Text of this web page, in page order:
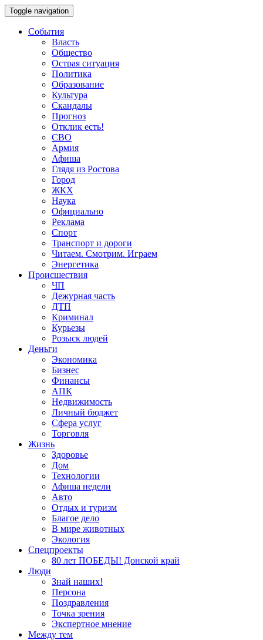
Toggle navigation
События
Власть
Общество
Острая ситуация
Политика
Образование
Культура
Скандалы
Прогноз
Отклик есть!
СВО
Армия
Афиша
Глядя из Ростова
Город
ЖКХ
Наука
Официально
Реклама
Спорт
Транспорт и дороги
Читаем. Смотрим. Играем
Энергетика
Происшествия
ЧП
Дежурная часть
ДТП
Криминал
Курьезы
Розыск людей
Деньги
Экономика
Бизнес
Финансы
АПК
Недвижимость
Личный бюджет
Сфера услуг
Торговля
Жизнь
Здоровье
Дом
Технологии
Афиша недели
Авто
Отдых и туризм
Благое дело
В мире животных
Экология
Спецпроекты
80 лет ПОБЕДЫ! Донской край
Люди
Знай наших!
Персона
Поздравления
Точка зрения
Экспертное мнение
Между тем